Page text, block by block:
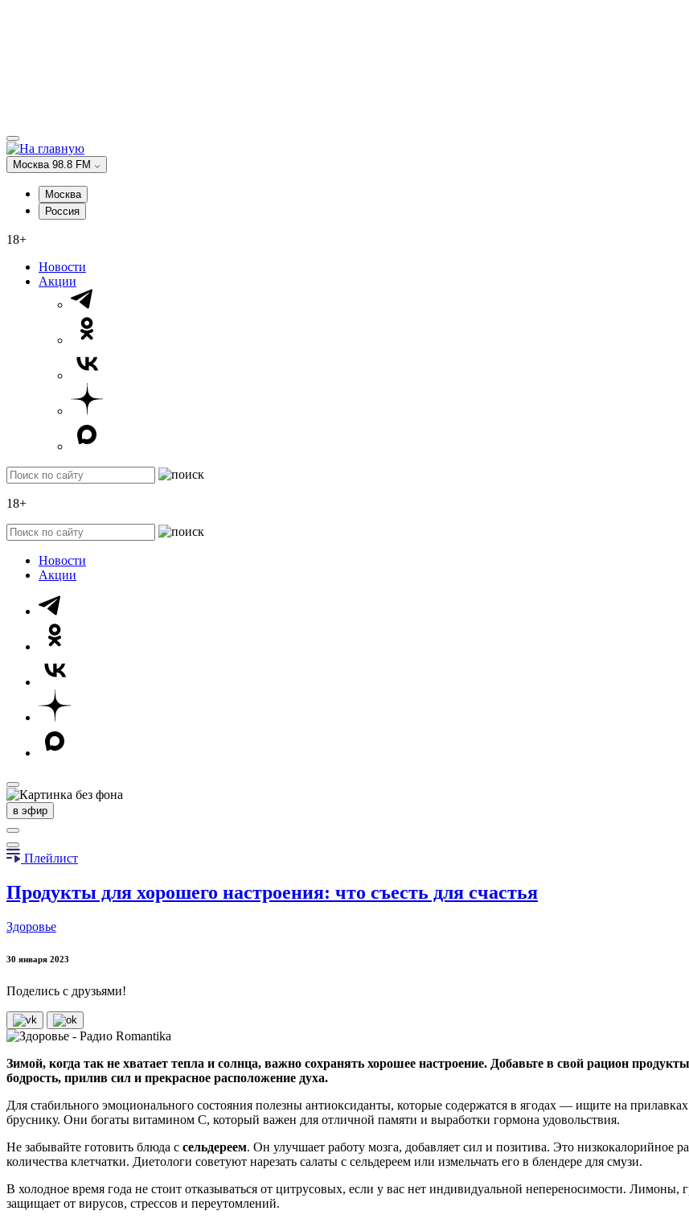
Москва 98.8 FM
Москва
Россия
18+
Новости
Акции
18+
Новости
Акции
в эфир
Плейлист
Продукты для хорошего настроения: что съесть для счастья
Здоровье
30 января 2023
Поделись с друзьями!
Зимой, когда так не хватает тепла и солнца, важно сохранять хорошее настроение. Добавьте в свой рацион
бодрость, прилив сил и прекрасное расположение духа.
Для стабильного эмоционального состояния полезны антиоксиданты, которые содержатся в ягодах — ищите на
бруснику. Они богаты витамином С, который важен для отличной памяти и выработки гормона удовольствия.
Не забывайте готовить блюда с сельдереем. Он улучшает работу мозга, добавляет сил и позитива. Это низкокалорийное
количества клетчатки. Диетологи советуют нарезать салаты с сельдереем или измельчать его в блендере для смузи.
В холодное время года не стоит отказываться от цитрусовых, если у вас нет индивидуальной непереносимости.
защищает от вирусов, стрессов и переутомлений.